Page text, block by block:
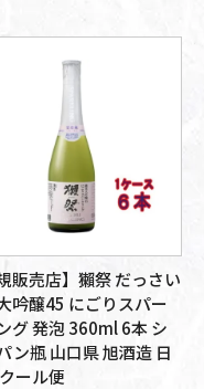
規販売店】獺祭 だっさい
吟醸45 にごりスパー
グ 発泡 360ml 6本 シ
ン瓶 山口県 旭酒造 日
ール便